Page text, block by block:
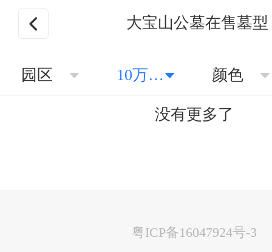
大宝山公墓在售墓型
园区 10万以上 颜色
没有更多了
粤ICP备16047924号-3